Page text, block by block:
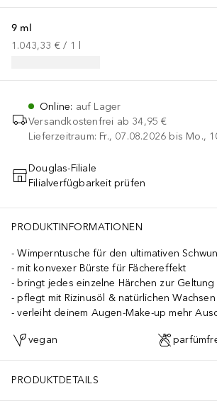
9 ml
1.043,33 € / 1
Online: auf Lager
Versandkostenfrei ab 34,95 €
Lieferzeitraum: Fr., 07.08.2026 bis Mo.,
IN DEN WARENKORB
Douglas-Filiale
Filialverfügbarkeit prüfen
PRODUKTINFORMATIONEN
Wimperntusche für den ultimativen
mit konvexer Bürste für Fächereffekt
bringt jedes einzelne Härchen zur Geltung
pflegt mit Rizinusöl & natürlichen Wachsen
verleiht deinem Augen-Make-up mehr
vegan
PRODUKTDETAILS